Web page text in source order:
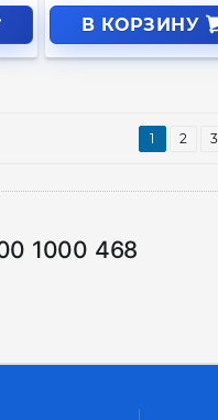
В КОРЗИНУ
1 2 3
1000 468